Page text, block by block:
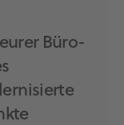
Büro-